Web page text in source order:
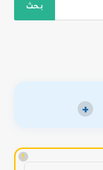
+
!